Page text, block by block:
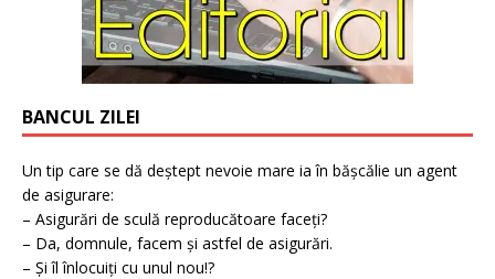
BANCUL ZILEI
Un tip care se dă deștept nevoie mare ia în bășcălie un agent
de asigurare:
– Asigurări de sculă reproducătoare faceți?
– Da, domnule, facem și astfel de asigurări.
– Și îl înlocuiți cu unul nou!?